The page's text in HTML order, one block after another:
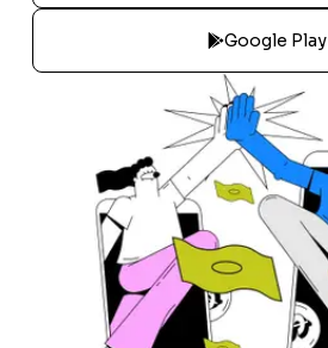
Google Play